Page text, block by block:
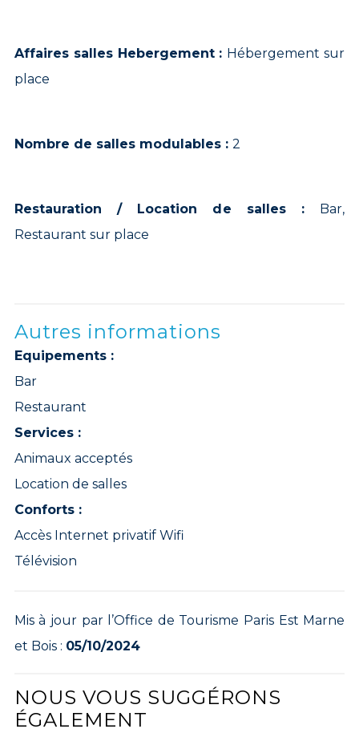
Affaires salles Hebergement : Hébergement sur
place
Nombre de salles modulables : 2
Restauration / Location de salles :
Bar,
Restaurant sur place
Autres informations
Equipements :
Bar
Restaurant
Services :
Animaux acceptés
Location de salles
Conforts :
Accès Internet privatif Wifi
Télévision
Mis à jour par l’Office de Tourisme Paris Est Marne
et Bois : 05/10/2024
NOUS VOUS SUGGÉRONS
ÉGALEMENT